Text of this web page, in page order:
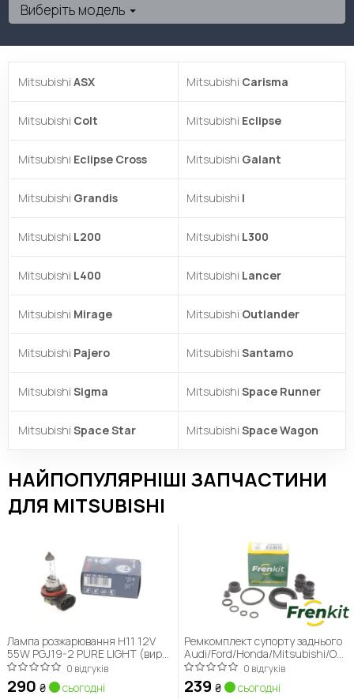
Виберіть модель
Mitsubishi ASX Mitsubishi Carisma
Mitsubishi Colt Mitsubishi Eclipse
Mitsubishi Eclipse Cross Mitsubishi Galant
Mitsubishi Grandis Mitsubishi I
Mitsubishi L200 Mitsubishi L300
Mitsubishi L400 Mitsubishi Lancer
Mitsubishi Mirage Mitsubishi Outlander
Mitsubishi Pajero Mitsubishi Santamo
Mitsubishi Sigma Mitsubishi Space Runner
Mitsubishi Space Star Mitsubishi Space Wagon
НАЙПОПУЛЯРНІШІ ЗАПЧАСТИНИ
ДЛЯ MITSUBISHI
Лампа розжарювання H11 12V
55W PGJ19-2 PURE LIGHT (вир-
во Bosch)
0 відгуків
290 ₴ сьогодні
Ремкомплект супорту заднього
Audi/Ford/Honda/Mitsubishi/
(d=38mm)(Lukas/TRW)
(238022) Frenkit
0 відгуків
239 ₴ сьогодні